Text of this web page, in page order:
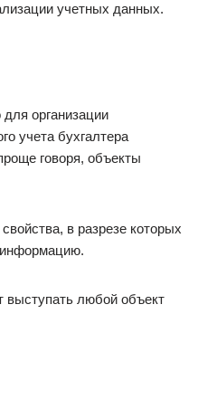
учетных данных.
организации
учета бухгалтера
говоря, объекты
в разрезе которых
выступать любой объект